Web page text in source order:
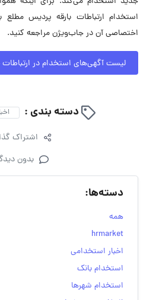
استخدام ارتباطات بارقه پردیس
اختصاصی آن در جاب‌ویژن مراجعه کنید.
لیست آگهی‌های استخدام در ارتباطات
دسته بندی :
اشتراک
بدون
دسته‌ها:
همه
hrmarket
اخبار استخدامی
استخدام بانک
استخدام شهرها